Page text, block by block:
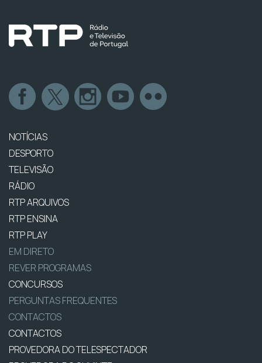
NOTÍCIAS
DESPORTO
TELEVISÃO
RÁDIO
RTP ARQUIVOS
RTP ENSINA
RTP PLAY
EM DIRETO
REVER PROGRAMAS
CONCURSOS
PERGUNTAS FREQUENTES
CONTACTOS
CONTACTOS
PROVEDORA DO TELESPECTADOR